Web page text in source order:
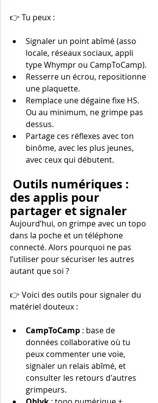
👉 Tu peux :
Signaler un point abîmé (asso
locale, réseaux sociaux, appli
type Whympr ou CampToCamp).
Resserre un écrou, repositionne
une plaquette.
Remplace une dégaine fixe HS.
Ou au minimum, ne grimpe pas
dessus.
Partage ces réflexes avec ton
binôme, avec les plus jeunes,
avec ceux qui débutent.
Outils numériques :
des applis pour
partager et signaler
Aujourd’hui, on grimpe avec un topo
dans la poche et un téléphone
connecté. Alors pourquoi ne pas
l’utiliser pour sécuriser les autres
autant que soi ?
👉 Voici des outils pour signaler du
matériel douteux :
CampToCamp : base de
données collaborative où tu
peux commenter une voie,
signaler un relais abîmé, et
consulter les retours d'autres
grimpeurs.